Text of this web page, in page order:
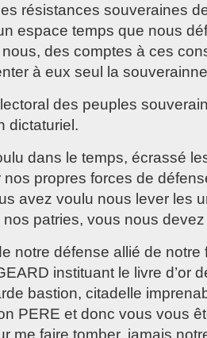
résistances souveraines
espace temps que nous
des comptes à ces
à eux seul la
des peuples
dictaturiel.
dans le temps, écrassé
nos propres forces de
avez voulu nous lever les
patries, vous nous
notre défense allié de notre
instituant le livre d’or
bastion, citadelle
PERE et donc vous vous
me faire tomber, jamais